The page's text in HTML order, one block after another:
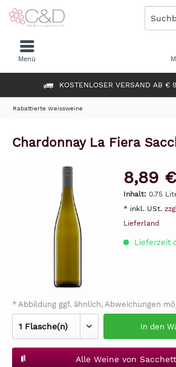
KOSTENLOSER VERSAND AB €
Menü
Rabattierte Weissweine
Chardonnay La Fiera
8,89
Inhalt: 0.75
* inkl. USt.
Lieferland
Lieferzeit
* Abbildung ggf. ähnlich, Abweichungen
In den
Alle Weine von